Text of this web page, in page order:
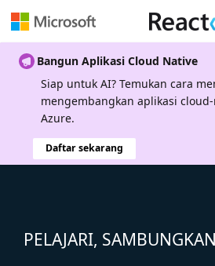
Bangun Aplikasi Cloud Native
Siap untuk AI? Temukan cara
mengembangkan aplikasi
Azure.
Daftar sekarang
PELAJARI,